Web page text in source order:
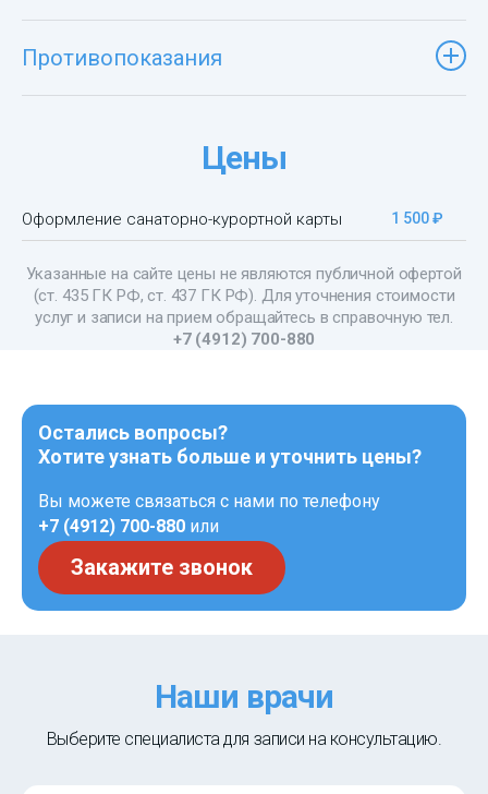
Противопоказания
Цены
Оформление санаторно-курортной карты 1 500 ₽
Указанные на сайте цены не являются публичной офертой
(ст. 435 ГК РФ, cт. 437 ГК РФ). Для уточнения стоимости
услуг и записи на прием обращайтесь в справочную тел.
+7 (4912) 700-880
Остались вопросы?
Хотите узнать больше и уточнить цены?
Вы можете связаться с нами по телефону
+7 (4912) 700-880 или
Закажите звонок
Наши врачи
Выберите специалиста для записи на консультацию.